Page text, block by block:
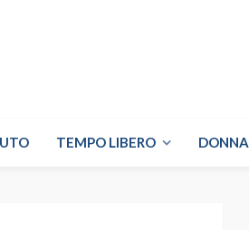
TEMPO LIBERO DONNA